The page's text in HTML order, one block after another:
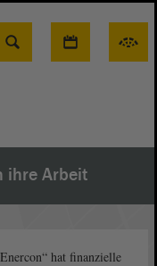
Suche
ihre Arbeit
hat finanzielle